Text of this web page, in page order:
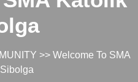
>> Welcome To SMA